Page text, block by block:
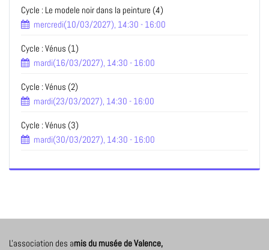
Cycle : Le modele noir dans la peinture (4)
mercredi(10/03/2027), 14:30 - 16:00
Cycle : Vénus (1)
mardi(16/03/2027), 14:30 - 16:00
Cycle : Vénus (2)
mardi(23/03/2027), 14:30 - 16:00
Cycle : Vénus (3)
mardi(30/03/2027), 14:30 - 16:00
L'association des amis du musée de Valence,